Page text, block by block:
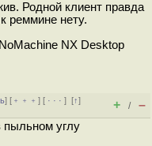
Родной клиент правда
реммине нету.
NX Desktop
] [ ﹢﹢﹢] [ · · ·][↑]
+ / –
пыльном углу